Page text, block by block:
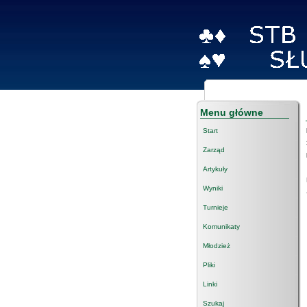
Menu główne
Start
Zarząd
Artykuły
Wyniki
Turnieje
Komunikaty
Młodzież
Pliki
Linki
Szukaj